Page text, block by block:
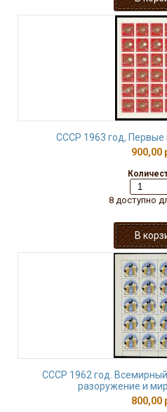
СССР 1963 год, Первые
900,00
8 доступно
СССР 1962 год.
разоружение и
800,00